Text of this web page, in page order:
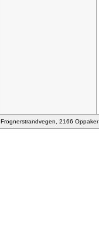
Frognerstrandvegen, 2166 Oppaker